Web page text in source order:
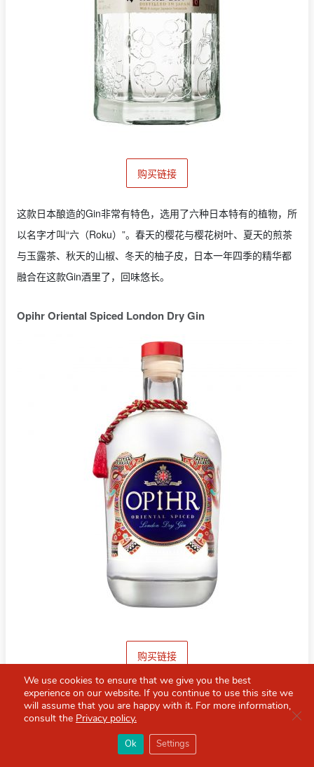
购买链接
这款日本酿造的Gin非常有特色，选用了六种日本特有的植物，所
以名字才叫“六（Roku）”。春天的樱花与樱花树叶、夏天的煎茶
与玉露茶、秋天的山椒、冬天的柚子皮，日本一年四季的精华都
融合在这款Gin酒里了，回味悠长。
Opihr Oriental Spiced London Dry Gin
购买链接
这款特色Gin酒特别使用了一些手工采摘的亚洲香料：马来西亚的
山椒、摩洛哥的香菜、印度的豆蔻等等，仿佛把大家带到了历史
上的“香料之路”……喝起来口感温润，香气十足。
你必备的英国指南
We use cookies to ensure that we give you the best
experience on our website. If you continue to use this site we
will assume that you are happy with it. For more information,
consult the Privacy policy.
Ok Settings